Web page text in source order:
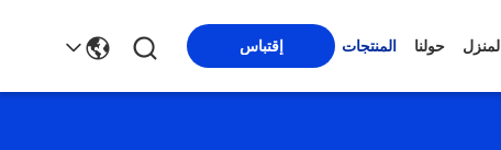
المنزل حولنا المنتجات إقتباس